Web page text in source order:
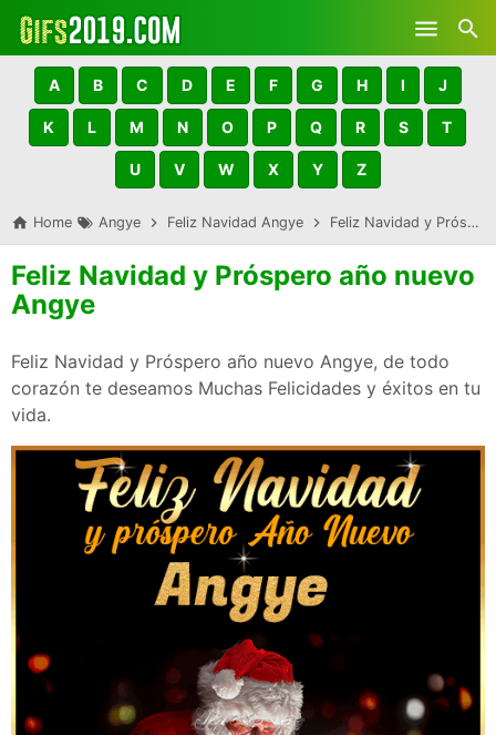
Skip to main content
A B C D E F G H I J
K L M N O P Q R S T
U V W X Y Z
Home Angye Feliz Navidad Angye Feliz Navidad y Próspero año nuevo Angye
Feliz Navidad y Próspero año nuevo
Angye
Feliz Navidad y Próspero año nuevo Angye, de todo
corazón te deseamos Muchas Felicidades y éxitos en tu
vida.